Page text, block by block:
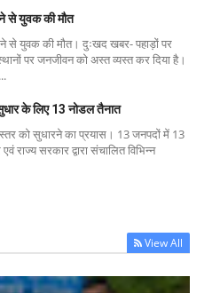
से युवक की मौत
से युवक की मौत। दुःखद खबर- पहाड़ों पर
पर जनजीवन को अस्त व्यस्त कर दिया है।
के लिए 13 नोडल तैनात
स्तर को सुधारने का प्रयास। 13 जनपदों में 13
राज्य सरकार द्वारा संचालित विभिन्न
View All